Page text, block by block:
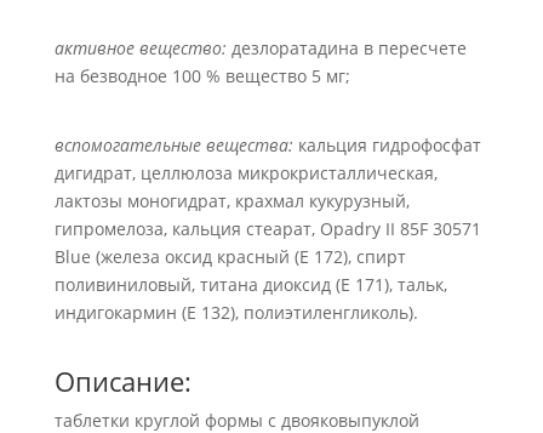
активное вещество: дезлоратадина в пересчете
на безводное 100 % вещество 5 мг;
вспомогательные вещества: кальция гидрофосфат
дигидрат, целлюлоза микрокристаллическая,
лактозы моногидрат, крахмал кукурузный,
гипромелоза, кальция стеарат, Opadry II 85F 30571
Blue (железа оксид красный (Е 172), спирт
поливиниловый, титана диоксид (Е 171), тальк,
индигокармин (Е 132), полиэтиленгликоль).
Описание:
таблетки круглой формы с двояковыпуклой